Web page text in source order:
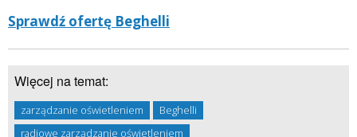
Sprawdź ofertę Beghelli
Więcej na temat:
zarządzanie oświetleniem
Beghelli
radiowe zarządzanie oświetleniem